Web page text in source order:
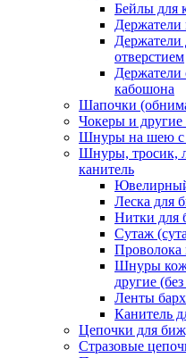
Бейлы для
Держатели
Держатели
отверстием
Держатели
кабошона
Шапочки
Чокеры и другие
Шнуры на шею с
Шнуры, тросик,
канитель
Леска для
Нитки для
Сутаж
Проволока
Шнуры
другие
Ленты
Канитель
Цепочки для
Стразовые